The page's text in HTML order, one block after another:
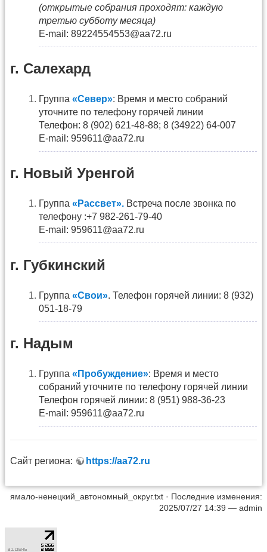
(открытые собрания проходят: каждую
третью субботу месяца)
Е-mail: 89224554553@aa72.ru
г. Салехард
Группа «Север»: Время и место собраний
уточните по телефону горячей линии
Телефон: 8 (902) 621-48-88; 8 (34922) 64-007
Е-mail: 959611@aa72.ru
г. Новый Уренгой
Группа «Рассвет». Встреча после звонка по
телефону :+7 982-261-79-40
Е-mail: 959611@aa72.ru
г. Губкинский
Группа «Свои». Телефон горячей линии: 8 (932)
051-18-79
г. Надым
Группа «Пробуждение»: Время и место
собраний уточните по телефону горячей линии
Телефон горячей линии: 8 (951) 988-36-23
Е-mail: 959611@aa72.ru
Сайт региона: https://aa72.ru
ямало-ненецкий_автономный_округ.txt · Последние изменения:
2025/07/27 14:39 — admin